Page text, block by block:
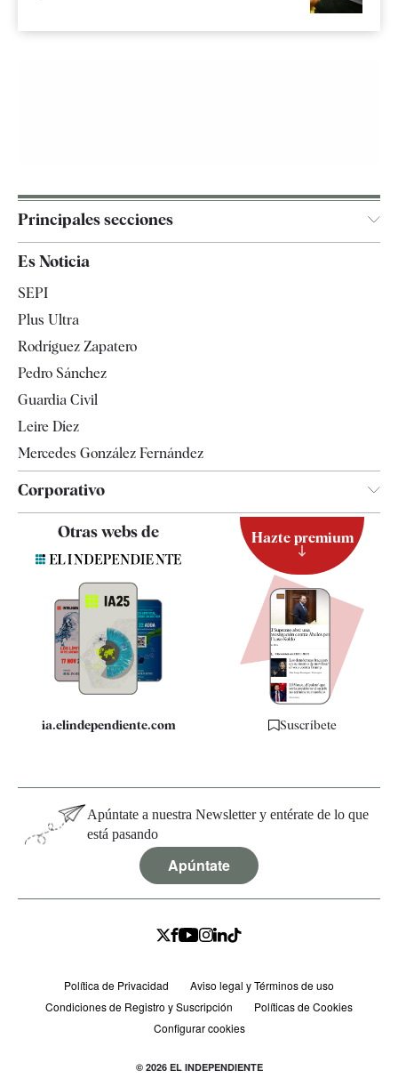
Principales secciones
España
Televisión
Es Noticia
SEPI
Plus Ultra
Rodríguez Zapatero
Pedro Sánchez
Guardia Civil
Leire Díez
Mercedes González Fernández
Corporativo
Contacto
Quiénes somos
Especificaciones
Otras webs de
ia.elindependiente.com
Hazte premium
Suscríbete
Apúntate a nuestra Newsletter y entérate de lo que
está pasando
Apúntate
Política de Privacidad
Aviso legal y Términos de uso
Condiciones de Registro y Suscripción
Políticas de Cookies
Configurar cookies
© 2026 EL INDEPENDIENTE